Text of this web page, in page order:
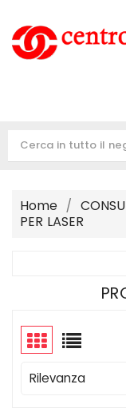
Home
PER LASER
Rilevanza